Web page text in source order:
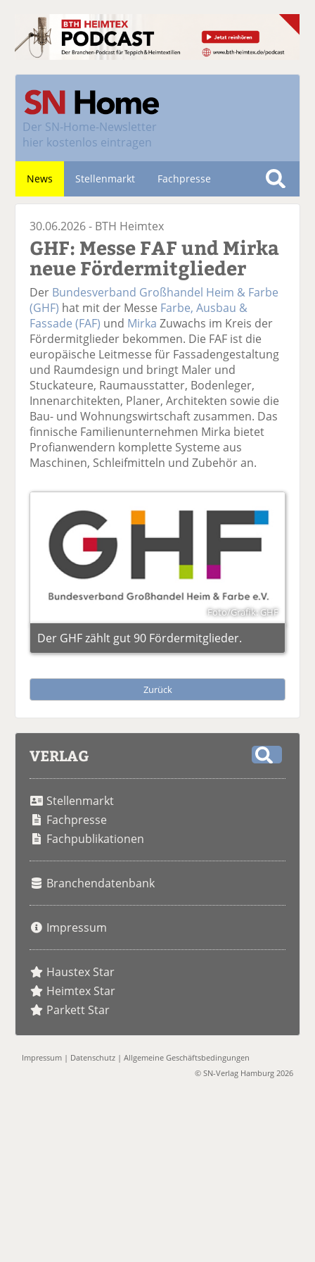
Der SN-Home-Newsletter
hier kostenlos eintragen
News Stellenmarkt Fachpresse
S
h
e
30.06.2026 - BTH Heimtex
GHF: Messe FAF und Mirka
neue Fördermitglieder
Der Bundesverband Großhandel Heim & Farbe
(GHF) hat mit der Messe Farbe, Ausbau &
Fassade (FAF) und Mirka Zuwachs im Kreis der
Fördermitglieder bekommen. Die FAF ist die
europäische Leitmesse für Fassadengestaltung
und Raumdesign und bringt Maler und
Stuckateure, Raumausstatter, Bodenleger,
Innenarchitekten, Planer, Architekten sowie die
Bau- und Wohnungswirtschaft zusammen. Das
finnische Familienunternehmen Mirka bietet
Profianwendern komplette Systeme aus
Maschinen, Schleifmitteln und Zubehör an.
Foto/Grafik: GHF
Der GHF zählt gut 90 Fördermitglieder.
Zurück
VERLAG
Stellenmarkt
Fachpresse
Fachpublikationen
Branchendatenbank
Impressum
Haustex Star
Heimtex Star
Parkett Star
Impressum | Datenschutz |Allgemeine Geschäftsbedingungen
© SN-Verlag Hamburg 2026